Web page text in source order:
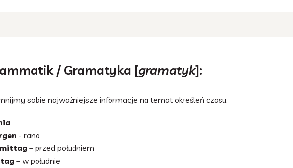
/ Gramatyka [gramatyk]:
sobie najważniejsze informacje na temat określeń czasu.
- rano
– przed południem
– w południe